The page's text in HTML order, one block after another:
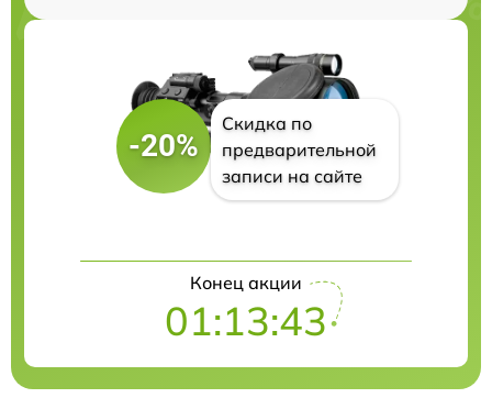
-20%
Скидка по
предварительной
записи на сайте
Конец акции
01:13:42